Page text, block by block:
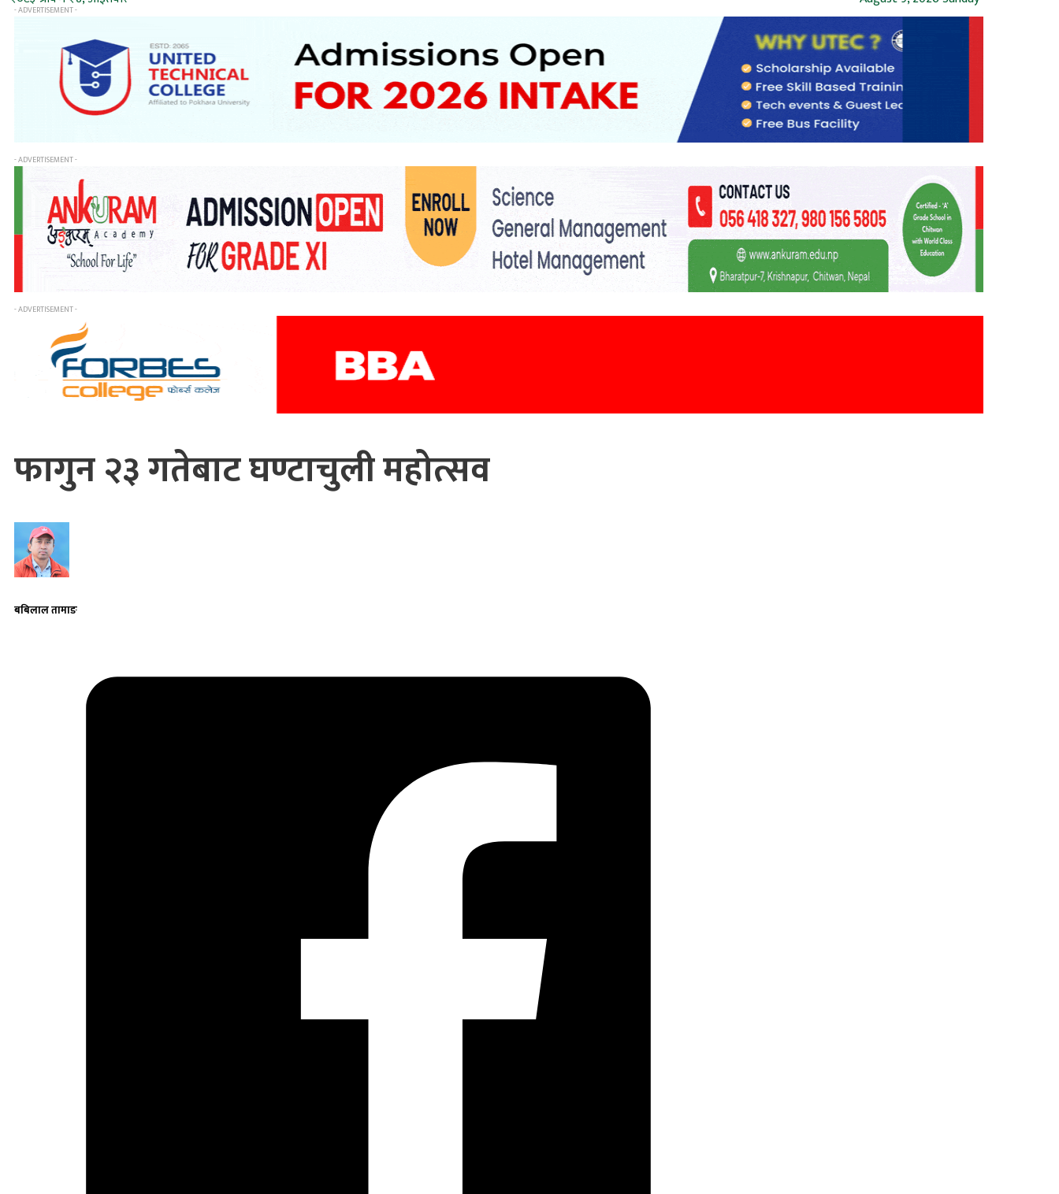
- ADVERTISEMENT -
- ADVERTISEMENT -
- ADVERTISEMENT -
फागुन २३ गतेबाट घण्टाचुली महोत्सव
बबिलाल तामाङ